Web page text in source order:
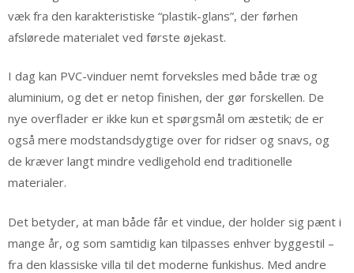
væk fra den karakteristiske “plastik-glans”, der førhen
afslørede materialet ved første øjekast.
I dag kan PVC-vinduer nemt forveksles med både træ og
aluminium, og det er netop finishen, der gør forskellen. De
nye overflader er ikke kun et spørgsmål om æstetik; de er
også mere modstandsdygtige over for ridser og snavs, og
de kræver langt mindre vedligehold end traditionelle
materialer.
Det betyder, at man både får et vindue, der holder sig pænt i
mange år, og som samtidig kan tilpasses enhver byggestil –
fra den klassiske villa til det moderne funkishus. Med andre